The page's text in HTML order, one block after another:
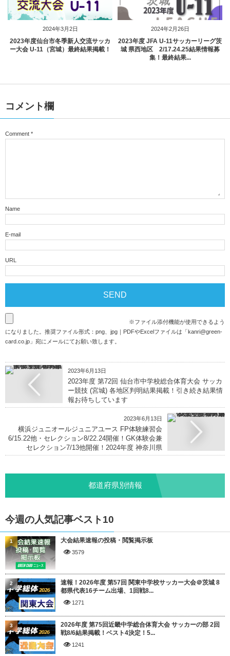
2024年3月2日
2023年度仙台市冬季新人交流サッカ
ー大会 U-11（宮城）最終結果掲載！
2024年2月26日
2023年度 JFA U-11サッカーリーグ茨
城 県西地区 2/17.24.25結果情報募
集！最終結果...
コメント欄
Comment *
Name
E-mail
URL
※ファイル添付機能が使用できるよう
になりました。推奨ファイル形式：png、jpg｜PDFやExcelファイルは「kanri@green-
card.co.jp 」宛にメールにてお願い致します。
2023年6月13日
2023年度 第72回 仙台市中学校総合体育大会 サッカ
ー競技 (宮城) 各地区判明結果掲載！引き続き結果情
報お待ちしています
2023年6月13日
横浜ジュニオールジュニアユース FP体験練習会
6/15.22他・セレクション8/22.24開催！GK体験会兼
セレクション7/13他開催！2024年度 神奈川県
都道府県別情報
今週の人気記事ベスト10
大会結果速報の投稿・閲覧掲示板
3579
1
速報！2026年度 第57回 関東中学校サッカー大会＠茨城 8
都県代表16チーム出場、1回戦8...
1271
2
2026年度 第75回近畿中学総合体育大会 サッカーの部 2回
戦8/6結果掲載！ベスト4決定！5...
1241
3